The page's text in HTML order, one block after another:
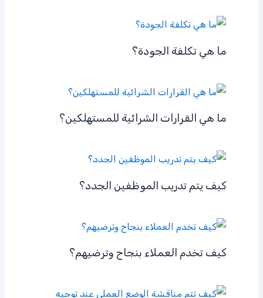
ما هي تكلفة الجودة؟
ما هي القرارات الشرائية للمستهلكين؟
كيف يتم تدريب الموظفين الجدد؟
كيف تخدم العملاء بنجاح وترضيهم؟